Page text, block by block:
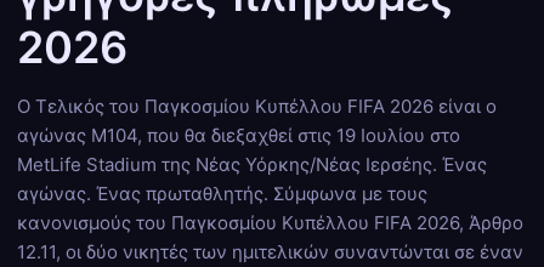
2026
Ο Τελικός του Παγκοσμίου Κυπέλλου FIFA 2026 είναι ο
αγώνας M104, που θα διεξαχθεί στις 19 Ιουλίου στο
MetLife Stadium της Νέας Υόρκης/Νέας Ιερσέης. Ένας
αγώνας. Ένας πρωταθλητής. Σύμφωνα με τους
κανονισμούς του Παγκοσμίου Κυπέλλου FIFA 2026, Άρθρο
12.11, οι δύο νικητές των ημιτελικών συναντώνται σε έναν